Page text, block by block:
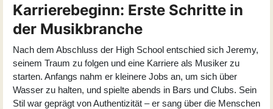
Karrierebeginn: Erste Schritte in
der Musikbranche
Nach dem Abschluss der High School entschied sich Jeremy,
seinem Traum zu folgen und eine Karriere als Musiker zu
starten. Anfangs nahm er kleinere Jobs an, um sich über
Wasser zu halten, und spielte abends in Bars und Clubs. Sein
Stil war geprägt von Authentizität – er sang über die Menschen